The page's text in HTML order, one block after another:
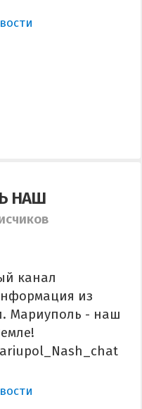
НАШ
канал
из
Мариуполь - наш